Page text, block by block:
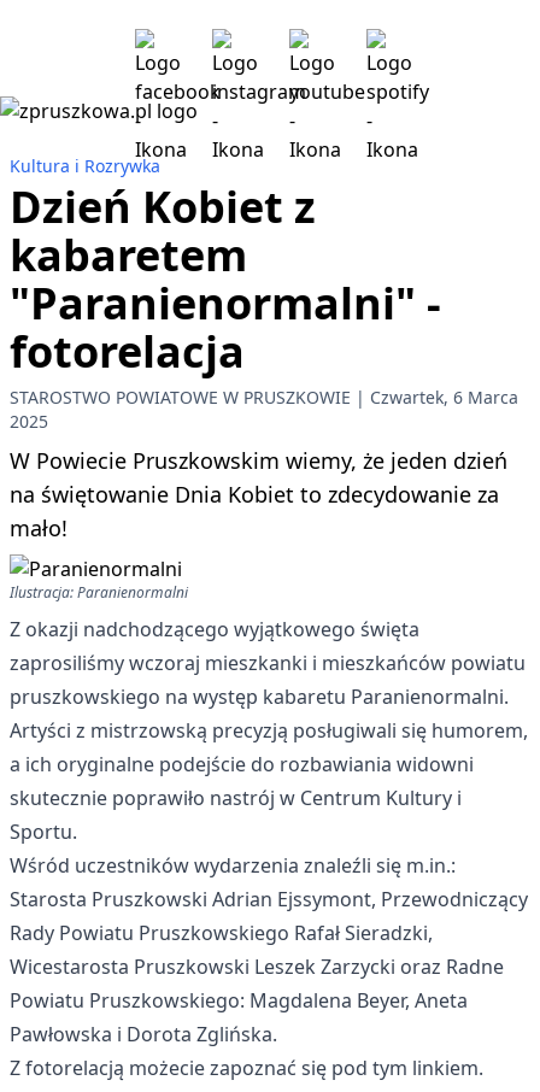
Kultura i Rozrywka
Dzień Kobiet z
kabaretem
"Paranienormalni" -
fotorelacja
STAROSTWO POWIATOWE W PRUSZKOWIE
Czwartek, 6 Marca
2025
W Powiecie Pruszkowskim wiemy, że jeden dzień
na świętowanie Dnia Kobiet to zdecydowanie za
mało!
Ilustracja: Paranienormalni
Z okazji nadchodzącego wyjątkowego święta
zaprosiliśmy wczoraj mieszkanki i mieszkańców powiatu
pruszkowskiego na występ kabaretu Paranienormalni.
Artyści z mistrzowską precyzją posługiwali się humorem,
a ich oryginalne podejście do rozbawiania widowni
skutecznie poprawiło nastrój w Centrum Kultury i
Sportu.
Wśród uczestników wydarzenia znaleźli się m.in.:
Starosta Pruszkowski Adrian Ejssymont, Przewodniczący
Rady Powiatu Pruszkowskiego Rafał Sieradzki,
Wicestarosta Pruszkowski Leszek Zarzycki oraz Radne
Powiatu Pruszkowskiego: Magdalena Beyer, Aneta
Pawłowska i Dorota Zglińska.
Z fotorelacją możecie zapoznać się pod tym linkiem.